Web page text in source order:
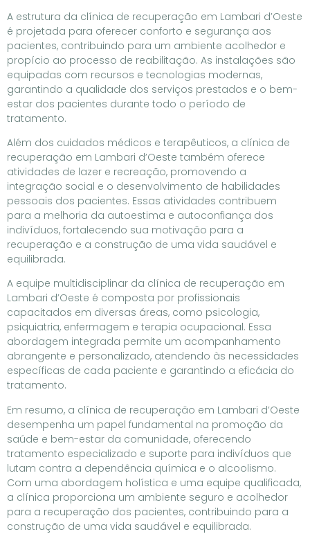
A estrutura da clínica de recuperação em Lambari d’Oeste
é projetada para oferecer conforto e segurança aos
pacientes, contribuindo para um ambiente acolhedor e
propício ao processo de reabilitação. As instalações são
equipadas com recursos e tecnologias modernas,
garantindo a qualidade dos serviços prestados e o bem-
estar dos pacientes durante todo o período de
tratamento.
Além dos cuidados médicos e terapêuticos, a clínica de
recuperação em Lambari d’Oeste também oferece
atividades de lazer e recreação, promovendo a
integração social e o desenvolvimento de habilidades
pessoais dos pacientes. Essas atividades contribuem
para a melhoria da autoestima e autoconfiança dos
indivíduos, fortalecendo sua motivação para a
recuperação e a construção de uma vida saudável e
equilibrada.
A equipe multidisciplinar da clínica de recuperação em
Lambari d’Oeste é composta por profissionais
capacitados em diversas áreas, como psicologia,
psiquiatria, enfermagem e terapia ocupacional. Essa
abordagem integrada permite um acompanhamento
abrangente e personalizado, atendendo às necessidades
específicas de cada paciente e garantindo a eficácia do
tratamento.
Em resumo, a clínica de recuperação em Lambari d’Oeste
desempenha um papel fundamental na promoção da
saúde e bem-estar da comunidade, oferecendo
tratamento especializado e suporte para indivíduos que
lutam contra a dependência química e o alcoolismo.
Com uma abordagem holística e uma equipe qualificada,
a clínica proporciona um ambiente seguro e acolhedor
para a recuperação dos pacientes, contribuindo para a
construção de uma vida saudável e equilibrada.